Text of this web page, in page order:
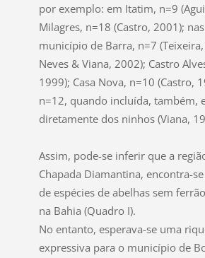
por exemplo: em Itatim, n=9
Milagres, n=18 (Castro, 2001);
município de Barra, n=7
Neves & Viana, 2002); Castro
1999); Casa Nova, n=10 (Castro,
n=12, quando incluída, também,
diretamente dos ninhos (Viana,
Assim, pode-se inferir que a
Chapada Diamantina, encontra-
de espécies de abelhas sem
na Bahia (Quadro I).
No entanto, esperava-se uma
expressiva para o município de